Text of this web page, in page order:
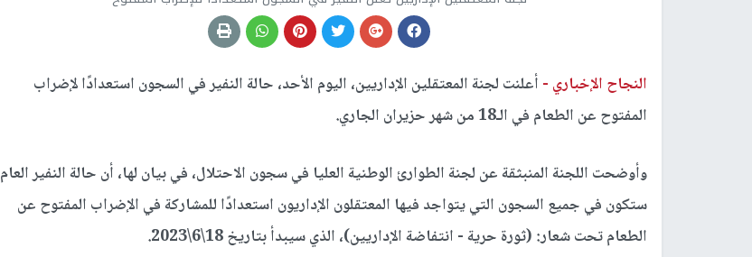
النجاح الإخباري - أعلنت لجنة المعتقلين الإداريين، اليوم الأحد، حالة النفير في السجون استعدادًا لإضراب
المفتوح عن الطعام في الـ18 من شهر حزيران الجاري.
وأوضحت اللجنة المنبثقة عن لجنة الطوارئ الوطنية العليا في سجون الاحتلال، في بيان لها، أن حالة النفير العام
ستكون في جميع السجون التي يتواجد فيها المعتقلون الإداريون استعدادًا للمشاركة في الإضراب المفتوح عن
الطعام تحت شعار: (ثورة حرية - انتفاضة الإداريين)، الذي سيبدأ بتاريخ 18\6\2023.